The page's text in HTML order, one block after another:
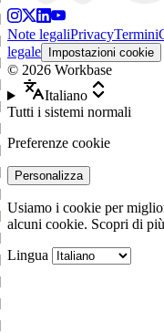
Note legaliPrivacyTermini
legale
Impostazioni cookie
© 2026 Workbase
Italiano
Tutti i sistemi normali
Preferenze cookie
Personalizza
Usiamo i cookie per
alcuni cookie. Scopri di
Lingua